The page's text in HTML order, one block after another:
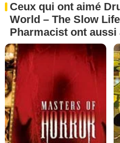
Ceux qui ont aimé
World – The Slow
Pharmacist ont aussi